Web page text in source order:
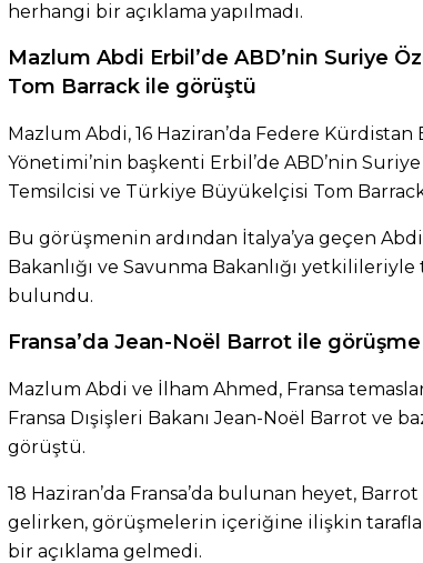
herhangi bir açıklama yapılmadı.
Mazlum Abdi Erbil’de ABD’nin Suriye
Tom Barrack ile görüştü
Mazlum Abdi, 16 Haziran’da Federe Kürdistan
Yönetimi’nin başkenti Erbil’de ABD’nin Suriye
Temsilcisi ve Türkiye Büyükelçisi Tom
Bu görüşmenin ardından İtalya’ya geçen
Bakanlığı ve Savunma Bakanlığı yetkilileriyle
bulundu.
Fransa’da Jean-Noël Barrot ile
Mazlum Abdi ve İlham Ahmed, Fransa
Fransa Dışişleri Bakanı Jean-Noël Barrot ve
görüştü.
18 Haziran’da Fransa’da bulunan heyet,
gelirken, görüşmelerin içeriğine ilişkin
bir açıklama gelmedi.